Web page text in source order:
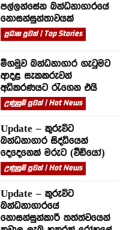
පල්ලන්සේන බන්ධනාගාරයේ
නොසන්සුන්තාවයක්
ප්‍රධාන පුවත් | Top Stories
මීගමුව බන්ධනාගාර ගැටුමට
ආදළ සැකකරුවන්
අධිකරණයට රැගෙන එයි
උණුසුම් පුවත් | Hot News
Update – කුරුවිට
බන්ධනාගාර සිද්ධියෙන්
දෙදෙනෙක් මරුට (වීඩියෝ)
උණුසුම් පුවත් | Hot News
Update – කුරුවිට
බන්ධනාගාරයේ
නොසන්සුන්කාරී තත්ත්වයෙන්